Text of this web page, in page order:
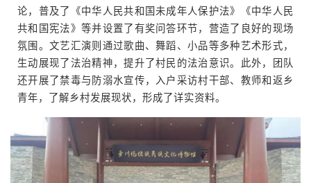
论，普及了《中华人民共和国未成年人保护法》《中华人民
共和国宪法》等并设置了有奖问答环节，营造了良好的现场
氛围。文艺汇演则通过歌曲、舞蹈、小品等多种艺术形式，
生动展现了法治精神，提升了村民的法治意识。此外，团队
还开展了禁毒与防溺水宣传，入户采访村干部、教师和返乡
青年，了解乡村发展现状，形成了详实资料。